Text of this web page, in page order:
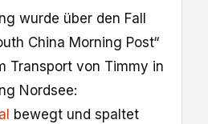
wurde über den Fall
China Morning Post“
Transport von Timmy in
Nordsee:
bewegt und spaltet